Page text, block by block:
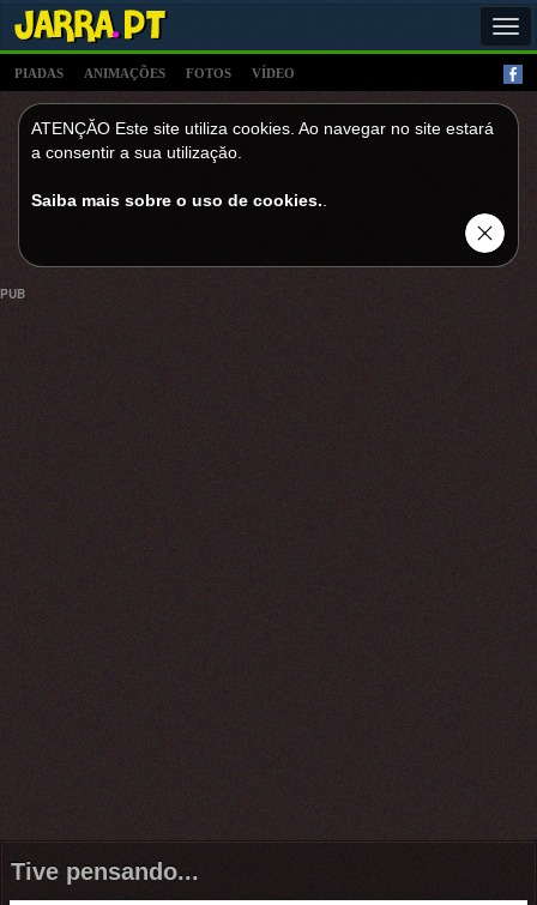
PIADAS ANIMAÇÕES FOTOS VÍDEO
ATENÇĂO Este site utiliza cookies. Ao navegar no site estará
a consentir a sua utilizaçăo.
Saiba mais sobre o uso de cookies.
PUB
Tive pensando...